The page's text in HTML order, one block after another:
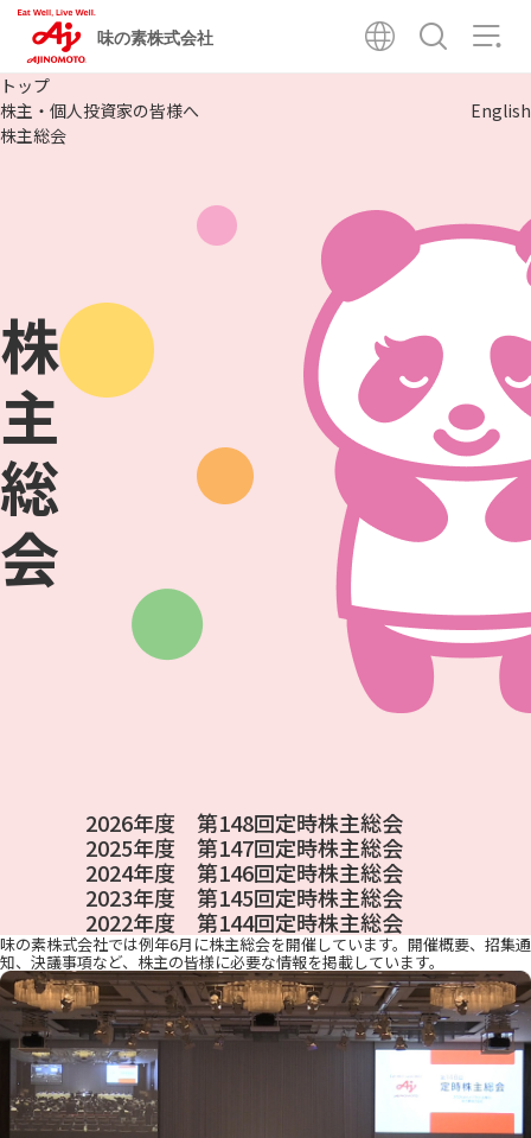
味の素株式会社
トップ
株主・個人投資家の皆様へ
株主総会
English
株
主
総
会
2026年度 第148回定時株主総会
2025年度 第147回定時株主総会
2024年度 第146回定時株主総会
2023年度 第145回定時株主総会
2022年度 第144回定時株主総会
味の素株式会社では例年6月に株主総会を開催しています。開催概要、招集通
知、決議事項など、株主の皆様に必要な情報を掲載しています。